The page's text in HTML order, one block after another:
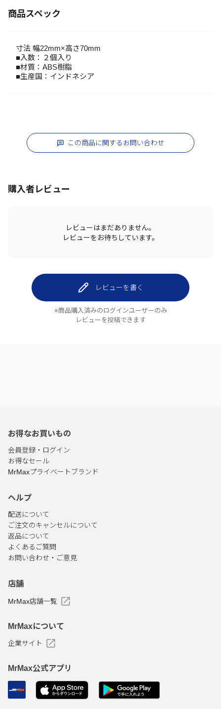
商品スペック
寸法 幅22mm×高さ70mm
■入数：２個入り
■材質：ABS樹脂
■生産国：インドネシア
この商品に関するお問い合わせ
購入者レビュー
レビューはまだありません。
レビューをお待ちしています。
レビューを書く
※商品購入済みのログインユーザーのみ
レビューを投稿できます
お得なお買いもの
会員登録・ログイン
お得なセール
MrMaxプライベートブランド
ヘルプ
配送について
ご注文のキャンセルについて
返品について
よくあるご質問
お問い合わせ・ご意見
店舗
MrMax店舗一覧
MrMaxについて
企業サイト
MrMax公式アプリ